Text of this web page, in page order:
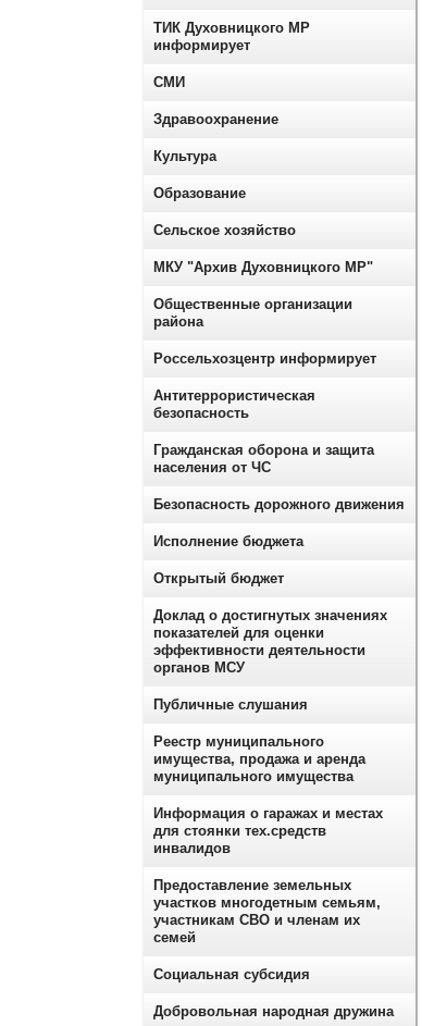
ТИК Духовницкого МР
информирует
СМИ
Здравоохранение
Культура
Образование
Сельское хозяйство
МКУ "Архив Духовницкого МР"
Общественные организации
района
Россельхозцентр информирует
Антитеррористическая
безопасность
Гражданская оборона и защита
населения от ЧС
Безопасность дорожного движения
Исполнение бюджета
Открытый бюджет
Доклад о достигнутых значениях
показателей для оценки
эффективности деятельности
органов МСУ
Публичные слушания
Реестр муниципального
имущества, продажа и аренда
муниципального имущества
Информация о гаражах и местах
для стоянки тех.средств
инвалидов
Предоставление земельных
участков многодетным семьям,
участникам СВО и членам их
семей
Социальная субсидия
Добровольная народная дружина